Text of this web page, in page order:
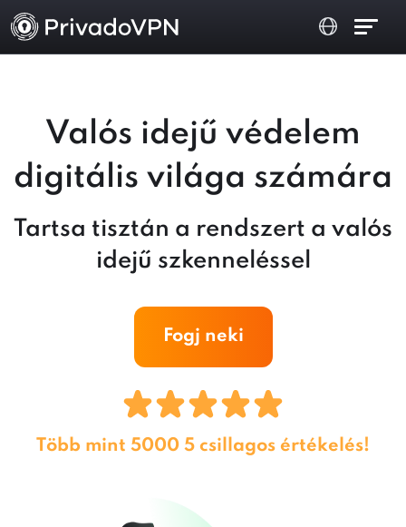
Valós idejű védelem
digitális világa számára
Tartsa tisztán a rendszert a valós
idejű szkenneléssel
Fogj neki
Több mint 5000 5 csillagos értékelés!